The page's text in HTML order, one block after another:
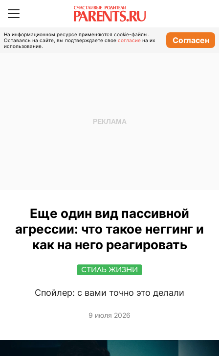
На информационном ресурсе применяются cookie-файлы.
Оставаясь на сайте, вы подтверждаете свое согласие на их
использование.
Согласен
Еще один вид пассивной
агрессии: что такое неггинг и
как на него реагировать
СТИЛЬ ЖИЗНИ
Спойлер: с вами точно это делали
9 июля 2026